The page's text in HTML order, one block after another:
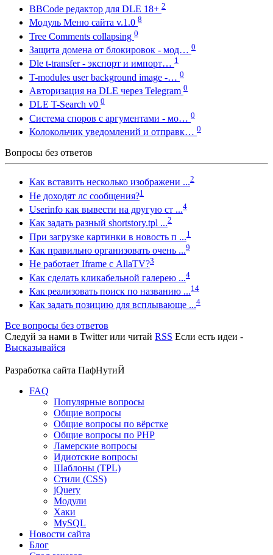
BBCode редактор для DLE 18+ 2
Модуль Меню сайта v.1.0 8
Tree Comments collapsing 0
Защита домена от блокировок - мод… 0
Dle t-transfer - экспорт и импорт… 1
T-modules user background image -… 0
Авторизация на DLE через Telegram 0
DLE T-Search v0 0
Система споров с аргументами - мо… 0
Колокольчик уведомлений и отправк… 0
Вопросы без ответов
Как вставить несколько изображени ...2
Не доходят лс сообщения?1
Userinfo как вывести на другую ст ...4
Как задать разный shortstory.tpl ...2
При загрузке картинки в новость п ...1
Как правильно организовать очень ...9
Не работает Iframe с AllaTV?3
Как сделать кликабельной галерею ...4
Как реализовать поиск по названию ...14
Как задать позицию для всплывающе ...4
Все вопросы без ответов
Следуй за нами в Twitterили читай RSS Если есть идеи -
Высказывайся
Разработка сайта ПафНутиЙ
FAQ
Популярные вопросы
Общие вопросы
Общие вопросы по вёрстке
Общие вопросы по PHP
Ламерские вопросы
Идиотские вопросы
Шаблоны (TPL)
Стили (CSS)
jQuery
Модули
Хаки
MySQL
Новости сайта
Блог